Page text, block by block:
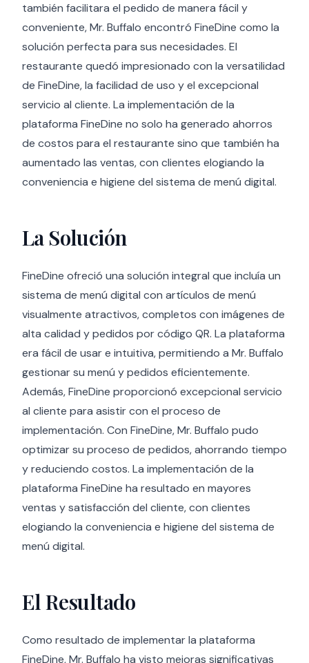
también facilitara el pedido de manera fácil y
conveniente, Mr. Buffalo encontró FineDine como la
solución perfecta para sus necesidades. El
restaurante quedó impresionado con la versatilidad
de FineDine, la facilidad de uso y el excepcional
servicio al cliente. La implementación de la
plataforma FineDine no solo ha generado ahorros
de costos para el restaurante sino que también ha
aumentado las ventas, con clientes elogiando la
conveniencia e higiene del sistema de menú digital.
La Solución
FineDine ofreció una solución integral que incluía un
sistema de menú digital con artículos de menú
visualmente atractivos, completos con imágenes de
alta calidad y pedidos por código QR. La plataforma
era fácil de usar e intuitiva, permitiendo a Mr. Buffalo
gestionar su menú y pedidos eficientemente.
Además, FineDine proporcionó excepcional servicio
al cliente para asistir con el proceso de
implementación. Con FineDine, Mr. Buffalo pudo
optimizar su proceso de pedidos, ahorrando tiempo
y reduciendo costos. La implementación de la
plataforma FineDine ha resultado en mayores
ventas y satisfacción del cliente, con clientes
elogiando la conveniencia e higiene del sistema de
menú digital.
El Resultado
Como resultado de implementar la plataforma
FineDine, Mr. Buffalo ha visto mejoras significativas